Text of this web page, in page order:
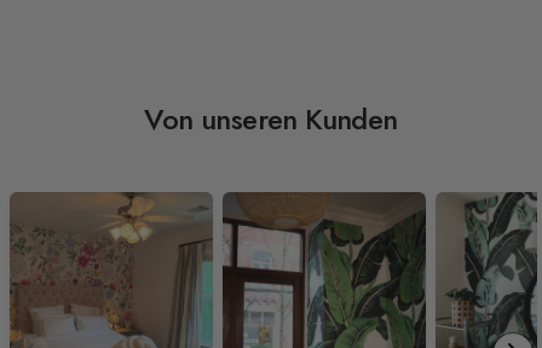
Von unseren Kunden